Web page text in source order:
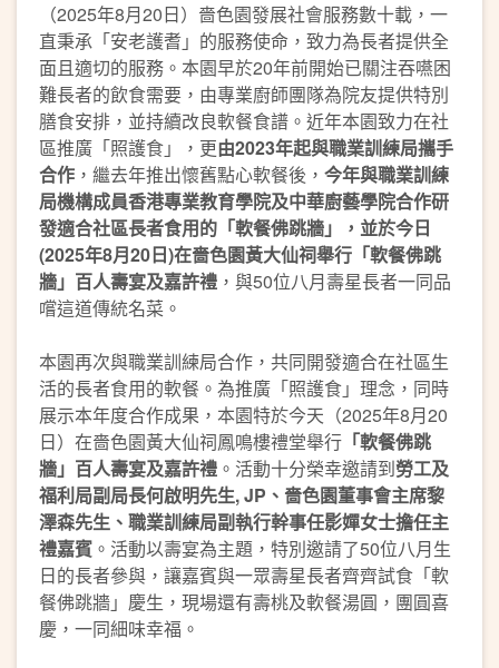
（2025年8月20日）嗇色園發展社會服務數十載，一
直秉承「安老護耆」的服務使命，致力為長者提供全
面且適切的服務。本園早於20年前開始已關注吞嚥困
難長者的飲食需要，由專業廚師團隊為院友提供特別
膳食安排，並持續改良軟餐食譜。近年本園致力在社
區推廣「照護食」，更由2023年起與職業訓練局攜手
合作 ，繼去年推出懷舊點心軟餐後， 今年與職業訓練
局機構成員香港專業教育學院及中華廚藝學院合作研
發適合社區長者食用的「軟餐佛跳牆」，並於今日
(2025年8月20日)在嗇色園黃大仙祠舉行「軟餐佛跳
牆」百人壽宴及嘉許禮 ，與50位八月壽星長者一同品
嚐這道傳統名菜。
本園再次與職業訓練局合作，共同開發適合在社區生
活的長者食用的軟餐。為推廣「照護食」理念，同時
展示本年度合作成果，本園特於今天（2025年8月20
日）在嗇色園黃大仙祠鳳鳴樓禮堂舉行 「軟餐佛跳
牆」百人壽宴及嘉許禮 。活動十分榮幸邀請到勞工及
福利局副局長何啟明先生, JP、嗇色園董事會主席黎
澤森先生、職業訓練局副執行幹事任影嬋女士擔任主
禮嘉賓 。活動以壽宴為主題，特別邀請了50位八月生
日的長者參與，讓嘉賓與一眾壽星長者齊齊試食「軟
餐佛跳牆」慶生，現場還有壽桃及軟餐湯圓，團圓喜
慶，一同細味幸福。